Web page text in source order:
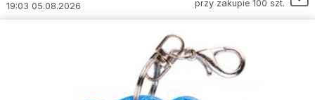
19:03 05.08.2026
przy zakupie 100 szt.